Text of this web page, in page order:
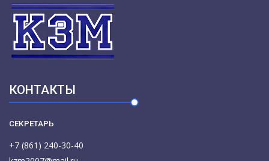
КОНТАКТЫ
СЕКРЕТАРЬ
+7 (861) 240-30-40